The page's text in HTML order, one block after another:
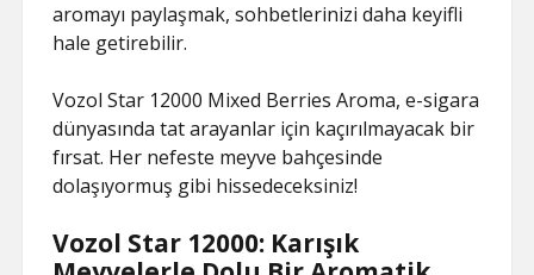
aromayı paylaşmak, sohbetlerinizi daha keyifli
hale getirebilir.
Vozol Star 12000 Mixed Berries Aroma, e-sigara
dünyasında tat arayanlar için kaçırılmayacak bir
fırsat. Her nefeste meyve bahçesinde
dolaşıyormuş gibi hissedeceksiniz!
Vozol Star 12000: Karışık